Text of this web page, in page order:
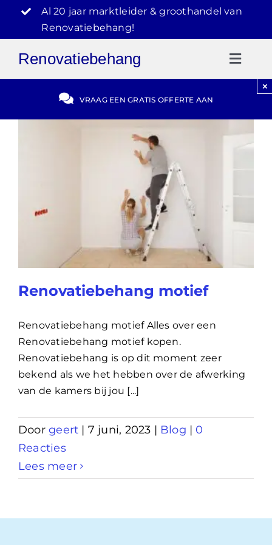
inhoud
Al 20 jaar marktleider & groothandel van
Renovatiebehang!
Renovatiebehang
Gratis Offerte
030-2072303
VRAAG EEN GRATIS OFFERTE AAN
×
Renovatiebehang motief
Renovatiebehang motief Alles over een
Renovatiebehang motief kopen.
Renovatiebehang is op dit moment zeer
bekend als we het hebben over de afwerking
van de kamers bij jou [...]
Doorgeert | 7 juni, 2023 | Blog | 0
Reacties
Lees meer